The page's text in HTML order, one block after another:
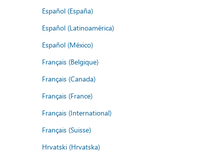
Español (España)
Español (Latinoamérica)
Español (México)
Français (Belgique)
Français (Canada)
Français (France)
Français (International)
Français (Suisse)
Hrvatski (Hrvatska)